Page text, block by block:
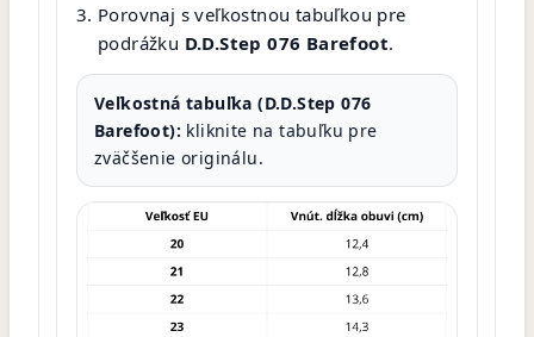
Porovnaj s veľkostnou tabuľkou pre
podrážku D.D.Step 076 Barefoot.
Veľkostná tabuľka (D.D.Step 076
Barefoot): kliknite na tabuľku pre
zväčšenie originálu.